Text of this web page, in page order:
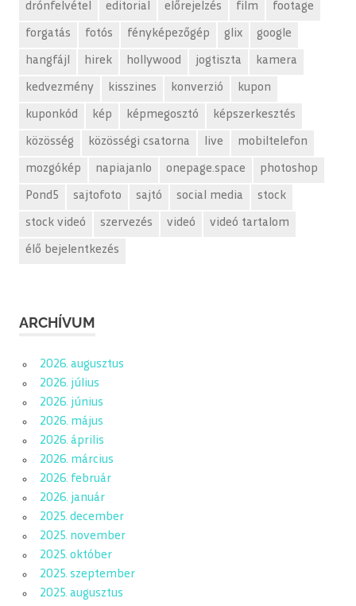
drónfelvétel editorial előrejelzés film footage
forgatás fotós fényképezőgép glix google
hangfájl hirek hollywood jogtiszta kamera
kedvezmény kisszines konverzió kupon
kuponkód kép képmegosztó képszerkesztés
közösség közösségi csatorna live mobiltelefon
mozgókép napiajanlo onepage.space photoshop
Pond5 sajtofoto sajtó social media stock
stock videó szervezés videó videó tartalom
élő bejelentkezés
ARCHÍVUM
2026. augusztus
2026. július
2026. június
2026. május
2026. április
2026. március
2026. február
2026. január
2025. december
2025. november
2025. október
2025. szeptember
2025. augusztus